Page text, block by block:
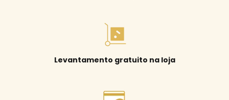
Levantamento gratuito na loja